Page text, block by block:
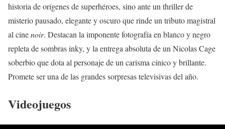
historia de orígenes de superhéroes, sino ante un thriller de
misterio pausado, elegante y oscuro que rinde un tributo magistral
al cinenoir. Destacan la imponente fotografía en blanco y negro
repleta de sombras inky, y la entrega absoluta de un Nicolas Cage
soberbio que dota al personaje de un carisma cínico y brillante.
Promete ser una de las grandes sorpresas televisivas del año.
Videojuegos